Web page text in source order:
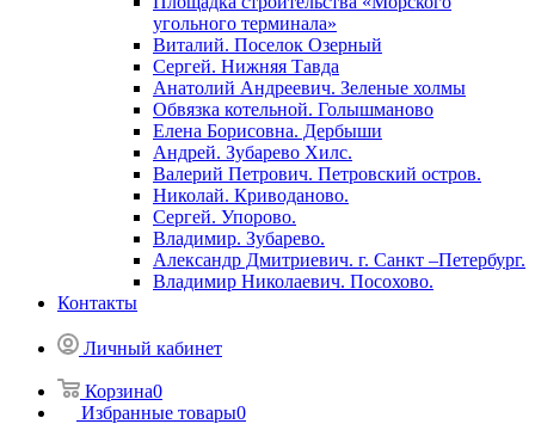
угольного терминала»
Виталий. Поселок Озерный
Сергей. Нижняя Тавда
Анатолий Андреевич. Зеленые холмы
Обвязка котельной. Голышманово
Елена Борисовна. Дербыши
Андрей. Зубарево Хилс.
Валерий Петрович. Петровский остров.
Николай. Криводаново.
Сергей. Упорово.
Владимир. Зубарево.
Александр Дмитриевич. г. Санкт –Петербург.
Владимир Николаевич. Посохово.
Контакты
Личный кабинет
Корзина0
Избранные товары0